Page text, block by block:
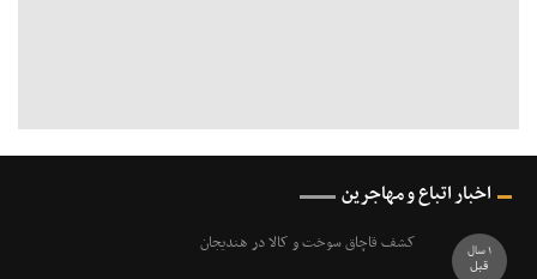
اخبار اتباع و مهاجرین
کشف قاچاق سوخت و کالا در هندیجان 1 سال
قبل